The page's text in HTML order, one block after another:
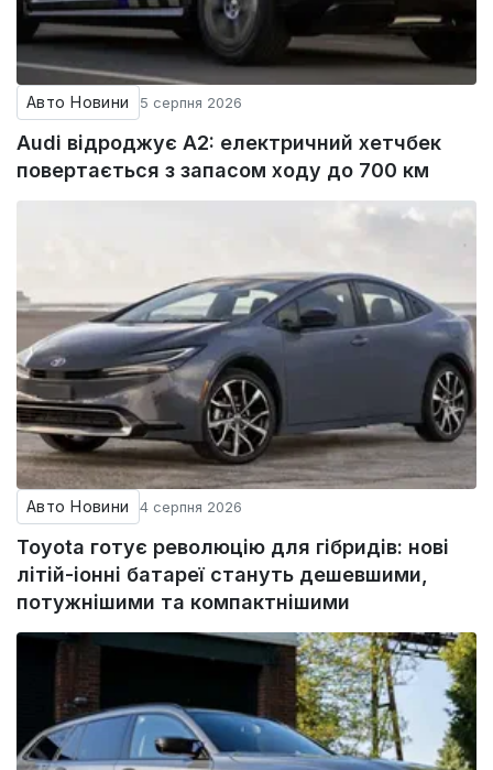
Авто Новини 5 серпня 2026
Audi відроджує A2: електричний хетчбек
повертається з запасом ходу до 700 км
Авто Новини 4 серпня 2026
Toyota готує революцію для гібридів: нові
літій-іонні батареї стануть дешевшими,
потужнішими та компактнішими